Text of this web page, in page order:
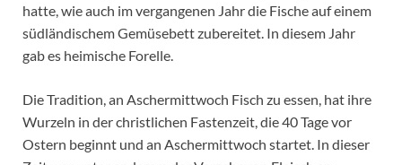
hatte, wie auch im vergangenen Jahr die Fische auf einem
südländischem Gemüsebett zubereitet. In diesem Jahr
gab es heimische Forelle.
Die Tradition, an Aschermittwoch Fisch zu essen, hat ihre
Wurzeln in der christlichen Fastenzeit, die 40 Tage vor
Ostern beginnt und an Aschermittwoch startet. In dieser